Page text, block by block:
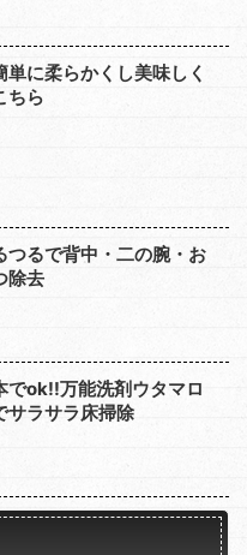
単に柔らかくし美味しく
ちら
つるで背中・二の腕・お
除去
でok!!万能洗剤ウタマロ
サラサラ床掃除